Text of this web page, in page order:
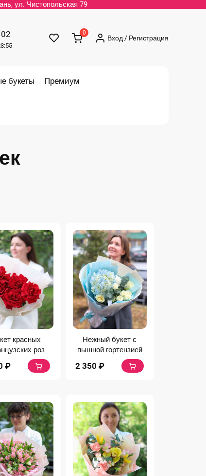
ул. Чистопольская 79
0
Вход / Регистрация
букеты Премиум
красных
роз
₽
Нежный букет с
пышной гортензией
2 350 ₽